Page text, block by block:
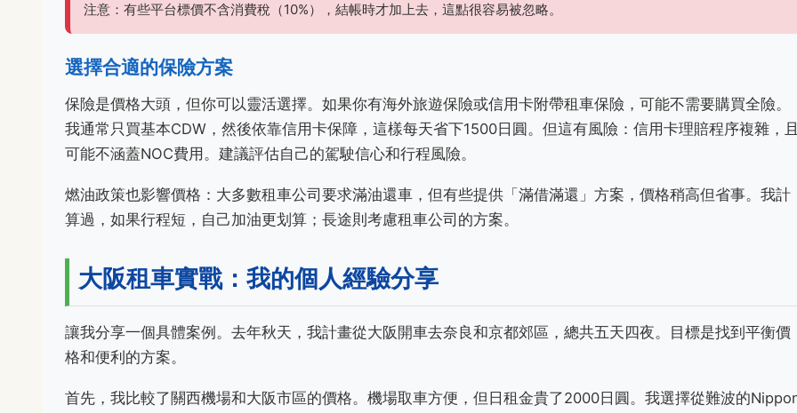
注意：有些平台標價不含消費稅（10%），結帳時才加上去，這點很容易被忽略。
選擇合適的保險方案
保險是價格大頭，但你可以靈活選擇。如果你有海外旅遊保險或信用卡附帶租車保險，可能不需要購買全險。
我通常只買基本CDW，然後依靠信用卡保障，這樣每天省下1500日圓。但這有風險：信用卡理賠程序複雜，
可能不涵蓋NOC費用。建議評估自己的駕駛信心和行程風險。
燃油政策也影響價格：大多數租車公司要求滿油還車，但有些提供「滿借滿還」方案，價格稍高但省事。我計
算過，如果行程短，自己加油更划算；長途則考慮租車公司的方案。
大阪租車實戰：我的個人經驗分享
讓我分享一個具體案例。去年秋天，我計畫從大阪開車去奈良和京都郊區，總共五天四夜。目標是找到平衡價
格和便利的方案。
首先，我比較了關西機場和大阪市區的價格。機場取車方便，但日租金貴了2000日圓。我選擇從難波的